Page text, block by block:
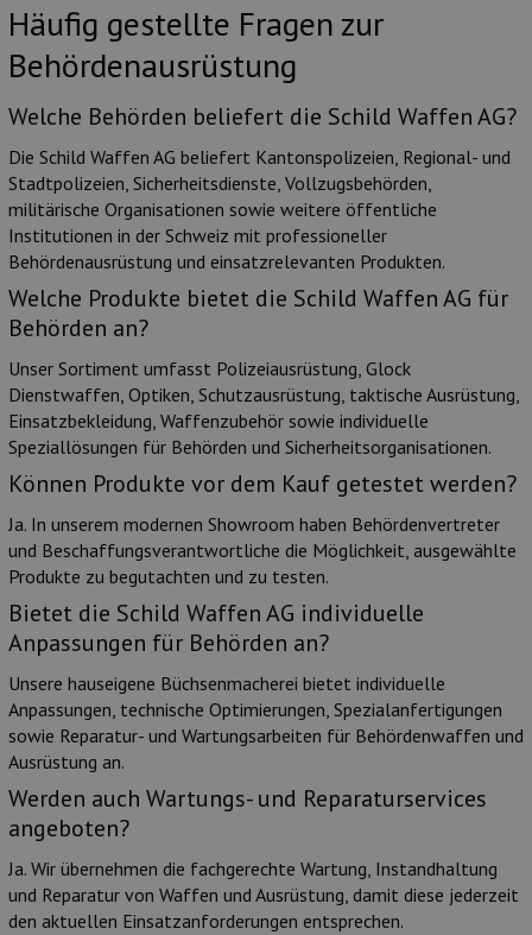
Häufig gestellte Fragen zur
Behördenausrüstung
Welche Behörden beliefert die Schild Waffen AG?
Die Schild Waffen AG beliefert Kantonspolizeien, Regional- und
Stadtpolizeien, Sicherheitsdienste, Vollzugsbehörden,
militärische Organisationen sowie weitere öffentliche
Institutionen in der Schweiz mit professioneller
Behördenausrüstung und einsatzrelevanten Produkten.
Welche Produkte bietet die Schild Waffen AG für
Behörden an?
Unser Sortiment umfasst Polizeiausrüstung, Glock
Dienstwaffen, Optiken, Schutzausrüstung, taktische Ausrüstung,
Einsatzbekleidung, Waffenzubehör sowie individuelle
Speziallösungen für Behörden und Sicherheitsorganisationen.
Können Produkte vor dem Kauf getestet werden?
Ja. In unserem modernen Showroom haben Behördenvertreter
und Beschaffungsverantwortliche die Möglichkeit, ausgewählte
Produkte zu begutachten und zu testen.
Bietet die Schild Waffen AG individuelle
Anpassungen für Behörden an?
Unsere hauseigene Büchsenmacherei bietet individuelle
Anpassungen, technische Optimierungen, Spezialanfertigungen
sowie Reparatur- und Wartungsarbeiten für Behördenwaffen und
Ausrüstung an.
Werden auch Wartungs- und Reparaturservices
angeboten?
Ja. Wir übernehmen die fachgerechte Wartung, Instandhaltung
und Reparatur von Waffen und Ausrüstung, damit diese jederzeit
den aktuellen Einsatzanforderungen entsprechen.